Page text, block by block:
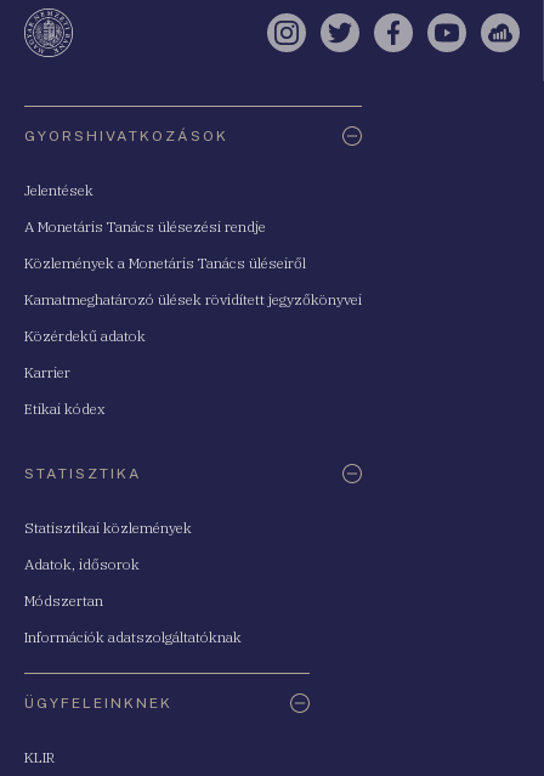
Instagram
TwitterFacebook
YouTube
GYORSHIVATKOZÁSOK
Jelentések
A Monetáris Tanács ülésezési rendje
Közlemények a Monetáris Tanács üléseiről
Kamatmeghatározó ülések rövidített jegyzőkönyvei
Közérdekű adatok
Karrier
Etikai kódex
STATISZTIKA
Statisztikai közlemények
Adatok, idősorok
Módszertan
Információk adatszolgáltatóknak
ÜGYFELEINKNEK
KLIR